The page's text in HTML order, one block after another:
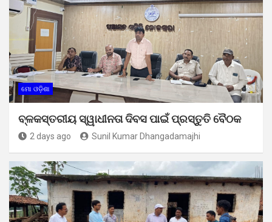
ମୋ ଓଡ଼ିଶା
ବ୍ଳକସ୍ତରୀୟ ସ୍ୱାଧୀନତା ଦିବସ ପାଇଁ ପ୍ରସ୍ତୁତି ବୈଠକ
2 days ago Sunil Kumar Dhangadamajhi